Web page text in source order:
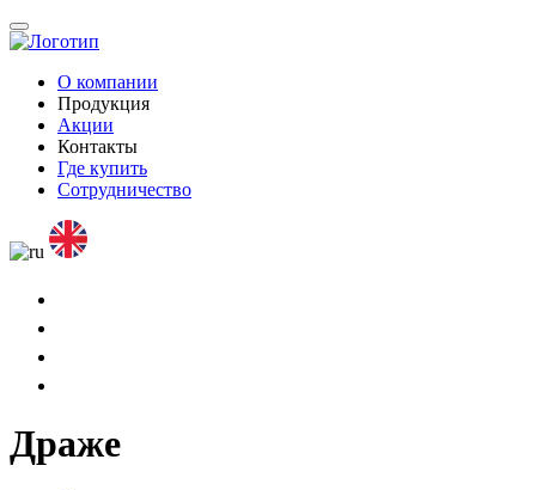
О компании
Продукция
Акции
Контакты
Где купить
Сотрудничество
Драже